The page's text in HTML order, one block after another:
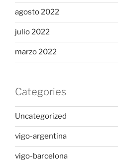
agosto 2022
julio 2022
marzo 2022
Categories
Uncategorized
vigo-argentina
vigo-barcelona